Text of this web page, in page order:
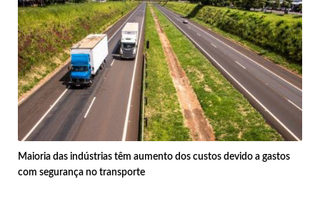
Maioria das indústrias têm aumento dos custos devido a gastos
com segurança no transporte